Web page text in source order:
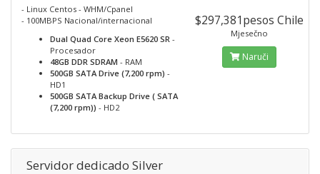
- Linux Centos - WHM/Cpanel
- 100MBPS Nacional/internacional
Dual Quad Core Xeon E5620 SR -
Procesador
48GB DDR SDRAM - RAM
500GB SATA Drive (7,200 rpm) -
HD1
500GB SATA Backup Drive ( SATA
(7,200 rpm)) - HD2
$297,381pesos Chile
Mjesečno
Naruči
Servidor dedicado Silver